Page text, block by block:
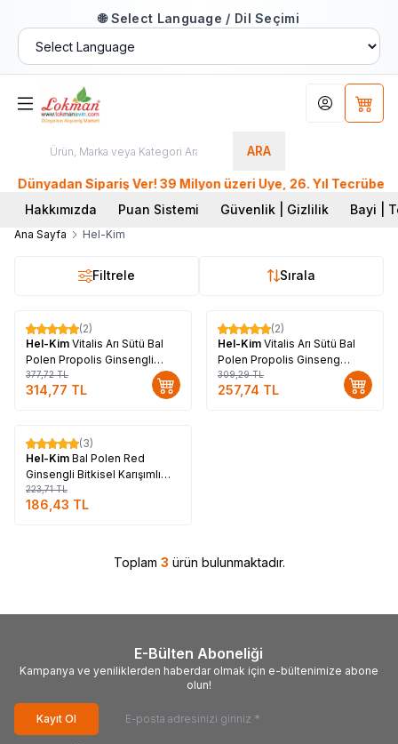
🌐 Select Language / Dil Seçimi
ARA
Hesabım
Sipariş Ver! 39 Milyon üzeri Üye, 26. Yıl
Hakkımızda
Puan Sistemi Güvenlik | Gizlilik Bayi |
Ana Sayfa Hel-Kim
Filtrele Sırala
%17
(2)
Hel-Kim Vitalis Arı Sütü Bal
Polen Propolis Ginsengli
Bitkisel Macunnu 780 Gr
377,72TL
314,77 TL
%17
(2)
Hel-Kim Vitalis Arı Sütü Bal
Polen Propolis Ginseng
Karışımı 420 Gr
309,29TL
257,74 TL
%17
(3)
Hel-Kim Bal Polen Red
Ginsengli Bitkisel Karışımlı
Macunnu 450 Gr
223,71TL
186,43 TL
Toplam 3 ürün bulunmaktadır.
E-Bülten Aboneliği
Kampanya ve yeniliklerden haberdar olmak için e-bültenimize abone
olun!
Kayıt Ol